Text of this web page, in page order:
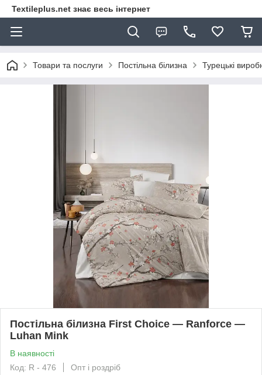
Textileplus.net знає весь інтернет
Товари та послуги Постільна білизна Турецькі
Постільна білизна First Choice — Ranforce —
Luhan Mink
В наявності
Код: R - 476
Опт і роздріб